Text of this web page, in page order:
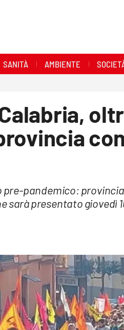
SANITÀ AMBIENTE
pre-pandemico:
sarà presentato giovedì